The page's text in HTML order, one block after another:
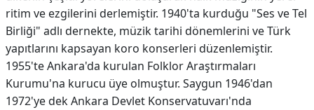
ritim ve ezgilerini derlemiştir. 1940'ta kurduğu "Ses ve Tel
Birliği" adlı dernekte, müzik tarihi dönemlerini ve Türk
yapıtlarını kapsayan koro konserleri düzenlemiştir.
1955'te Ankara'da kurulan Folklor Araştırmaları
Kurumu'na kurucu üye olmuştur. Saygun 1946'dan
1972'ye dek Ankara Devlet Konservatuvarı'nda